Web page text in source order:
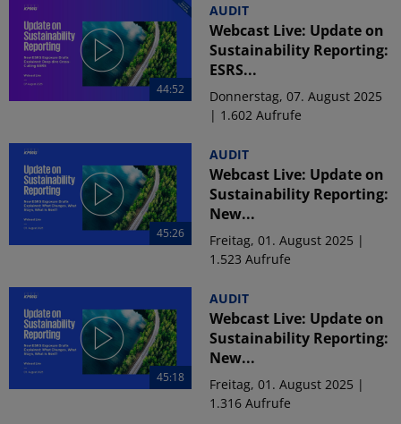
44:52
AUDIT
Webcast Live: Update on
Sustainability Reporting:
ESRS...
Donnerstag, 07. August 2025
| 1.602 Aufrufe
45:26
AUDIT
Webcast Live: Update on
Sustainability Reporting:
New...
Freitag, 01. August 2025 |
1.523 Aufrufe
45:18
AUDIT
Webcast Live: Update on
Sustainability Reporting:
New...
Freitag, 01. August 2025 |
1.316 Aufrufe